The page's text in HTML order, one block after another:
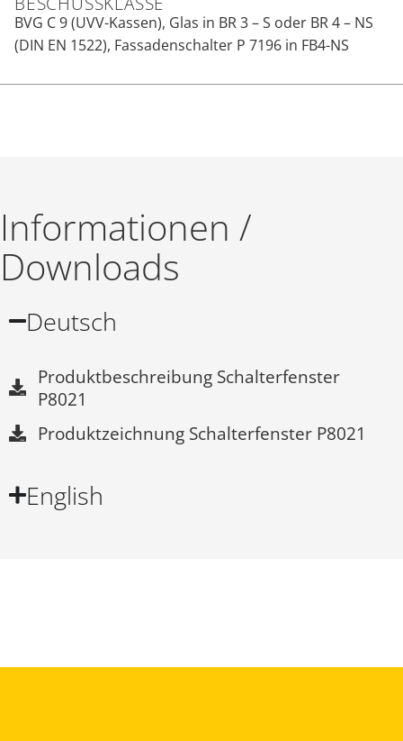
BVG C 9 (UVV-Kassen), Glas in BR 3 – S oder BR 4 – NS
(DIN EN 1522), Fassadenschalter P 7196 in FB4-NS
Informationen /
Downloads
Deutsch
Produktbeschreibung Schalter­fenster
P8021
Produktzeichnung Schalter­fenster P8021
English